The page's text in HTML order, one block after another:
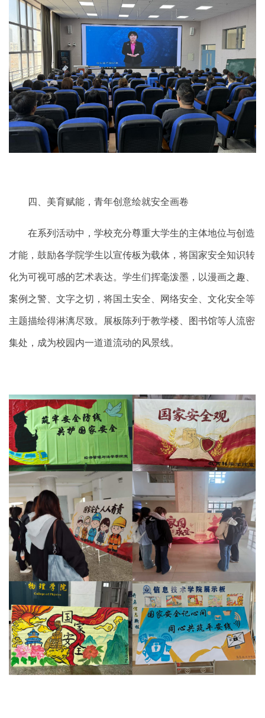
四、美育赋能，青年创意绘就安全画卷
在系列活动中，学校充分尊重大学生的主体地位与创造
才能，鼓励各学院学生以宣传板为载体，将国家安全知识转
化为可视可感的艺术表达。学生们挥毫泼墨，以漫画之趣、
案例之警、文字之切，将国土安全、网络安全、文化安全等
主题描绘得淋漓尽致。展板陈列于教学楼、图书馆等人流密
集处，成为校园内一道道流动的风景线。